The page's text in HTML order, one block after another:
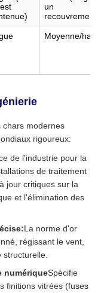
un
recouvrement)
Moyenne/haute
chars modernes
rigoureux:
de l'industrie pour la
de traitement
jour critiques sur la
et l'élimination des
La norme d'or
régissant le vent,
numériqueSpécifie
finitions vitrées (fuses